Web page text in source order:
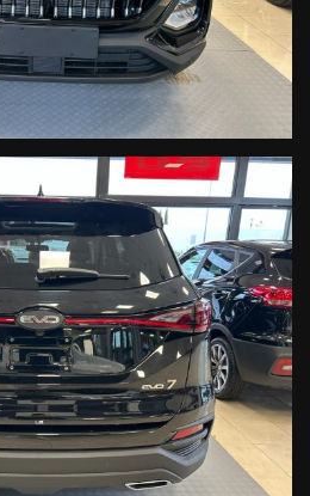
auto
multifunzione
vano refrigerato
a scomparsa